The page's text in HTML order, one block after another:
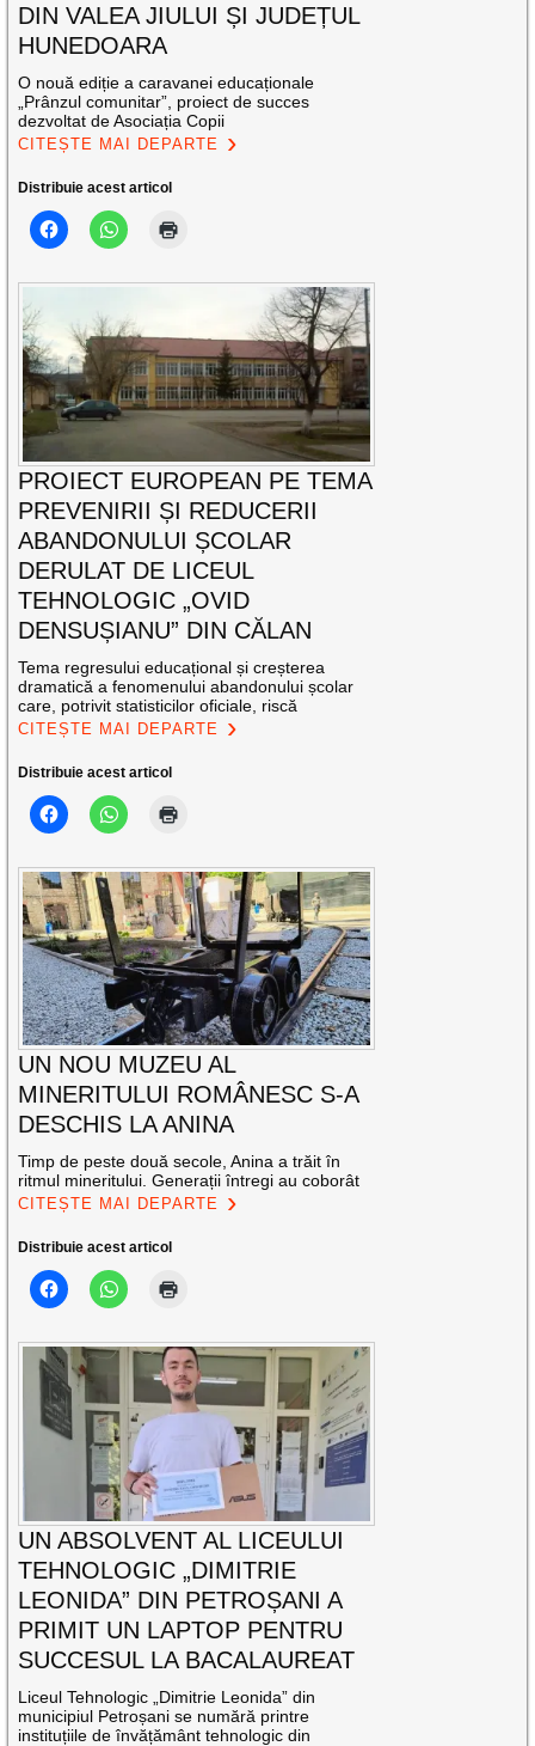
DIN VALEA JIULUI ȘI JUDEȚUL
HUNEDOARA
O nouă ediție a caravanei educaționale
„Prânzul comunitar”, proiect de succes
dezvoltat de Asociația Copii
CITEȘTE MAI DEPARTE
Distribuie acest articol
PROIECT EUROPEAN PE TEMA
PREVENIRII ȘI REDUCERII
ABANDONULUI ȘCOLAR
DERULAT DE LICEUL
TEHNOLOGIC „OVID
DENSUȘIANU” DIN CĂLAN
Tema regresului educațional și creșterea
dramatică a fenomenului abandonului școlar
care, potrivit statisticilor oficiale, riscă
CITEȘTE MAI DEPARTE
Distribuie acest articol
UN NOU MUZEU AL
MINERITULUI ROMÂNESC S-A
DESCHIS LA ANINA
Timp de peste două secole, Anina a trăit în
ritmul mineritului. Generații întregi au coborât
CITEȘTE MAI DEPARTE
Distribuie acest articol
UN ABSOLVENT AL LICEULUI
TEHNOLOGIC „DIMITRIE
LEONIDA” DIN PETROȘANI A
PRIMIT UN LAPTOP PENTRU
SUCCESUL LA BACALAUREAT
Liceul Tehnologic „Dimitrie Leonida” din
municipiul Petroșani se numără printre
instituțiile de învățământ tehnologic din